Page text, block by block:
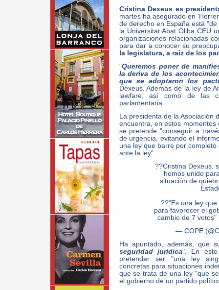
Cristina Dexeus es
martes ha asegurado en
de derecho en España está
la Universitat Abat Oliba CEU
organizaciones relacionadas
para dar a conocer su
la legislatura, a raíz de los
"Queremos poner de
la deriva de los
que se adoptaron los
Dexeus. Además de la ley de
lawfare, así como de las
parlamentaria.
La presidenta de la Asociación
encuentra, en estos
se pretende "conseguir a
de urgencia, evitando el
una ley que barre por
ante la ley".
??Cristina Dexeus,
hemos unido
situación de
??"Es una ley
para favorecer el
cambio de 7 votos"
— COPE
Ha apuntado, además, que
seguridad jurídica". En este
pretender ser "una ley
concretas para situaciones
que se trata de una ley "que
el gobierno de un partido